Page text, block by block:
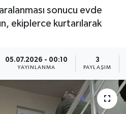
sonucu evde
ekiplerce kurtarılarak
05.07.2026 - 00:10
YAYINLANMA
3
PAYLAŞIM